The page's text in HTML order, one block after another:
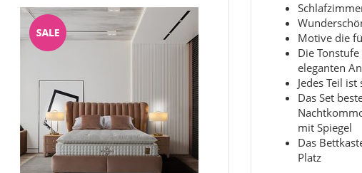
Motive die
Die
eleganten
Jedes Teil
Das Set
mit Spiegel
Das
Platz